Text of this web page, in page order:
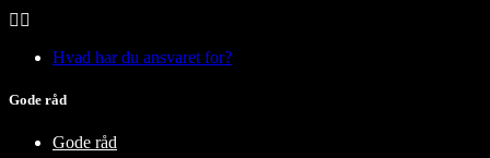
Hvad har du ansvaret for?
Gode råd
Gode råd